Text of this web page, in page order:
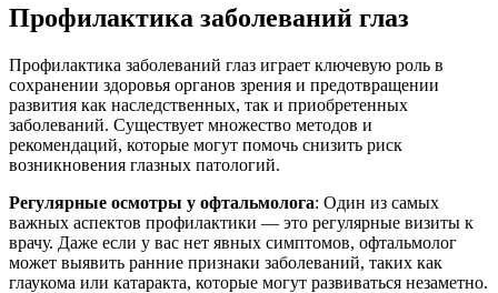
Профилактика заболеваний глаз
Профилактика заболеваний глаз играет ключевую роль в
сохранении здоровья органов зрения и предотвращении
развития как наследственных, так и приобретенных
заболеваний. Существует множество методов и
рекомендаций, которые могут помочь снизить риск
возникновения глазных патологий.
Регулярные осмотры у офтальмолога: Один из самых
важных аспектов профилактики — это регулярные визиты к
врачу. Даже если у вас нет явных симптомов, офтальмолог
может выявить ранние признаки заболеваний, таких как
глаукома или катаракта, которые могут развиваться незаметно.